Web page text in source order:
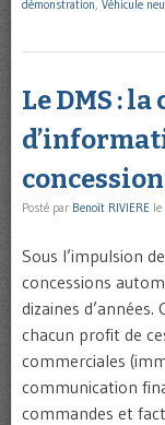
démonstration, Véhicule
Le DMS :
Posté par Benoît RIVIERE le
Sous l’impulsion
concessions
dizaines
chacun profit de
commerciales
communication
commandes et